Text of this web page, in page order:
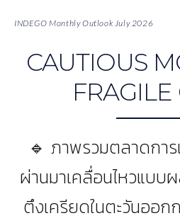
INDEGO Monthly Outlook July 2026
CAUTIOUS
🔹 ภาพรวมตลาดการ
ผ่านมาเคลื่อนไหวแบบ
ตึงเครียดในตะวันออ